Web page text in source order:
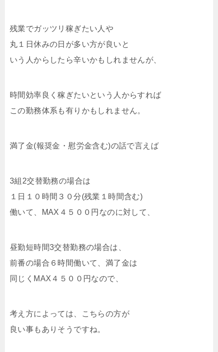
残業でガッツリ稼ぎたい人や
丸１日休みの日が多い方が良いと
いう人からしたら辛いかもしれませんが、
時間効率良く稼ぎたいという人からすれば
この勤務体系も有りかもしれません。
満了金(報奨金・慰労金含む)の話で言えば
3組2交替勤務の場合は
１日１０時間３０分(残業１時間含む)
働いて、MAX４５００円なのに対して、
昼勤短時間3交替勤務の場合は、
前番の場合６時間働いて、満了金は
同じくMAX４５００円なので、
考え方によっては、こちらの方が
良い事もありそうですね。